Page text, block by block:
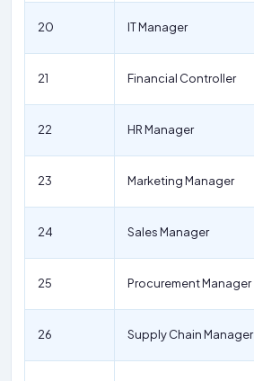
20 IT Manager
21 Financial Controller
22 HR Manager
23 Marketing Manager
24 Sales Manager
25 Procurement Manager
26 Supply Chain Manager